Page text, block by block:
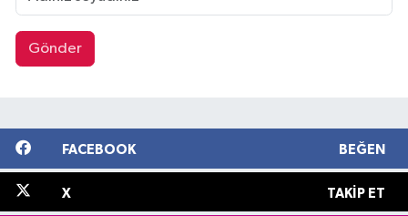
Gönder
FACEBOOK BEĞEN
X TAKIP ET